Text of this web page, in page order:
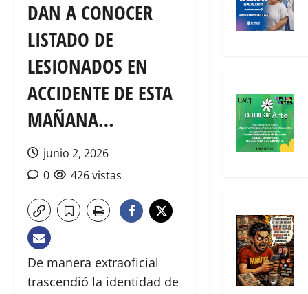
DAN A CONOCER
LISTADO DE
LESIONADOS EN
ACCIDENTE DE ESTA
MAÑANA…
junio 2, 2026
0
426 vistas
De manera extraoficial
trascendió la identidad de